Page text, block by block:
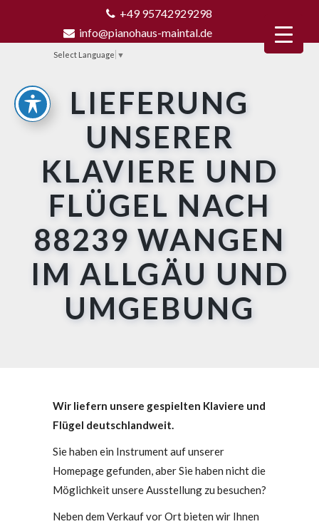
+49 95742929298
info@pianohaus-maintal.de
Select Language ▼
LIEFERUNG
UNSERER
KLAVIERE UND
FLÜGEL NACH
88239 WANGEN
IM ALLGÄU UND
UMGEBUNG
Wir liefern unsere gespielten Klaviere und
Flügel deutschlandweit.
Sie haben ein Instrument auf unserer
Homepage gefunden, aber Sie haben nicht die
Möglichkeit unsere Ausstellung zu besuchen?
Neben dem Verkauf vor Ort bieten wir Ihnen